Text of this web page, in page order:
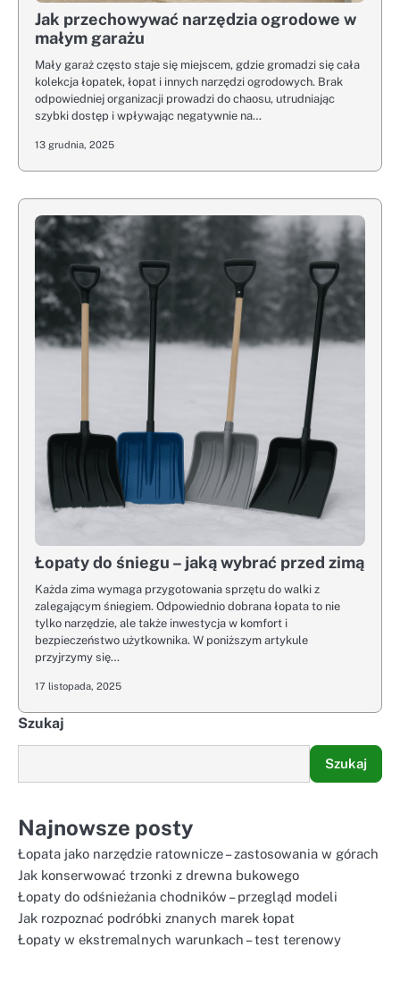
Jak przechowywać narzędzia ogrodowe w
małym garażu
Mały garaż często staje się miejscem, gdzie gromadzi się cała
kolekcja łopatek, łopat i innych narzędzi ogrodowych. Brak
odpowiedniej organizacji prowadzi do chaosu, utrudniając
szybki dostęp i wpływając negatywnie na…
13 grudnia, 2025
Łopaty do śniegu – jaką wybrać przed zimą
Każda zima wymaga przygotowania sprzętu do walki z
zalegającym śniegiem. Odpowiednio dobrana łopata to nie
tylko narzędzie, ale także inwestycja w komfort i
bezpieczeństwo użytkownika. W poniższym artykule
przyjrzymy się…
17 listopada, 2025
Szukaj
Szukaj
Najnowsze posty
Łopata jako narzędzie ratownicze – zastosowania w górach
Jak konserwować trzonki z drewna bukowego
Łopaty do odśnieżania chodników – przegląd modeli
Jak rozpoznać podróbki znanych marek łopat
Łopaty w ekstremalnych warunkach – test terenowy